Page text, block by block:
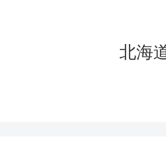
北海